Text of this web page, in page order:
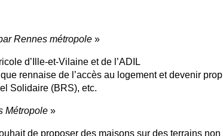
Rennes métropole »
d’Ille-et-Vilaine et de l’ADIL
rennaise de l’accès au logement et devenir
Solidaire (BRS), etc.
Métropole »
de proposer des maisons sur des terrains